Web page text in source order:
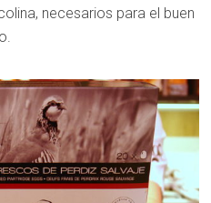
necesarios para el buen